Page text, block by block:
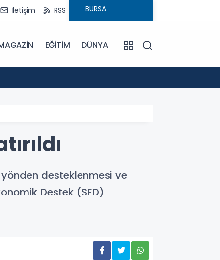
İletişim RSS
EĞİTİM DÜNYA
desteklenmesi ve
Destek (SED)